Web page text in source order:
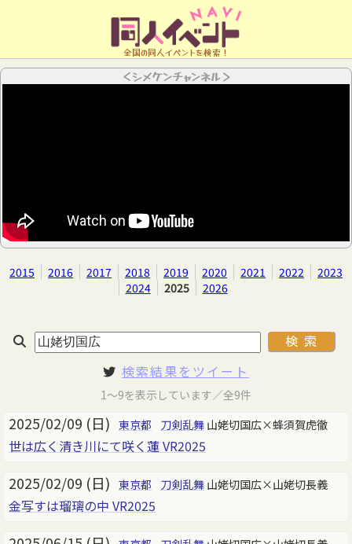
全国の同人イベントを検索！
＜シメケンチャンネル＞
2015 2016 2017 2018 2019 2020 2021 2022
2023
2024
2025 2026
検索結果をツイート
1～9を表示しています／全9件
2025/02/09 (日) 東京都 刀剣乱舞 山姥切国広×蜂須賀虎徹
世は広く清き川にて咲く蓮 VR2025
2025/02/09 (日) 東京都 刀剣乱舞 山姥切国広×山姥切長義
金写すは瑠璃の中 VR2025